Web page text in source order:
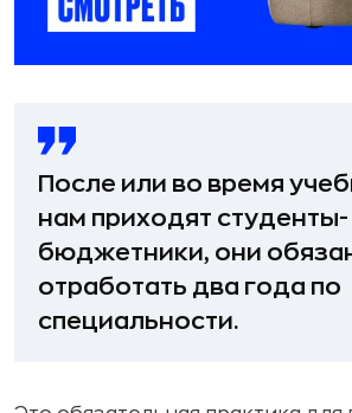
После или во время
нам приходят студенты-
бюджетники, они
отработать два года по
специальности.